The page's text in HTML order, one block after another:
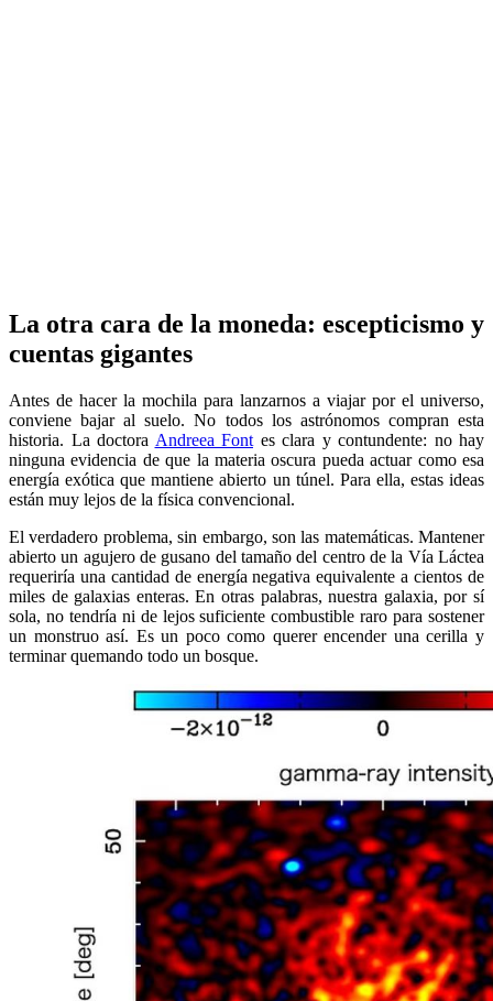
La otra cara de la moneda: escepticismo y
cuentas gigantes
Antes de hacer la mochila para lanzarnos a viajar por el universo,
conviene bajar al suelo. No todos los astrónomos compran esta
historia. La doctora Andreea Font es clara y contundente: no hay
ninguna evidencia de que la materia oscura pueda actuar como esa
energía exótica que mantiene abierto un túnel. Para ella, estas ideas
están muy lejos de la física convencional.
El verdadero problema, sin embargo, son las matemáticas. Mantener
abierto un agujero de gusano del tamaño del centro de la Vía Láctea
requeriría una cantidad de energía negativa equivalente a cientos de
miles de galaxias enteras. En otras palabras, nuestra galaxia, por sí
sola, no tendría ni de lejos suficiente combustible raro para sostener
un monstruo así. Es un poco como querer encender una cerilla y
terminar quemando todo un bosque.